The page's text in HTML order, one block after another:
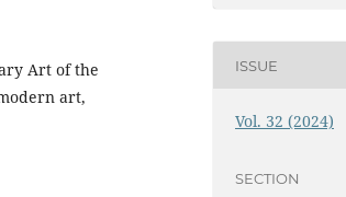
Art of the
art,
ISSUE
Vol. 32 (2024)
SECTION